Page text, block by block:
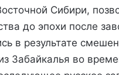
Сибири,
до эпохи после
в результате
Забайкалья во